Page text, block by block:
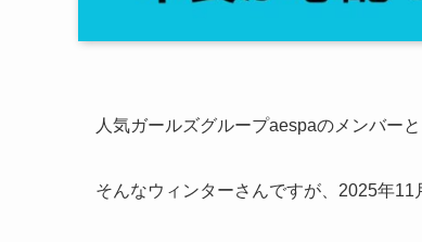
人気ガールズグループaespaのメンバー
そんなウィンターさんですが、2025年